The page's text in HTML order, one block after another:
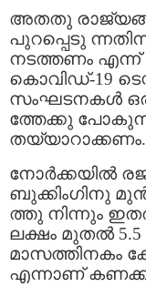
അതതു
പുറപ്പെടു
നടത്തണം എന്ന്
കൊവിഡ്-19
സംഘടനകൾ
ത്തേക്കു
തയ്യാറാക്കണം.
നോര്‍ക്കയില്‍
ബുക്കിംഗിനു
ത്തു നിന്നും
ലക്ഷം മുതൽ
മാസത്തിനകം
എന്നാണ്